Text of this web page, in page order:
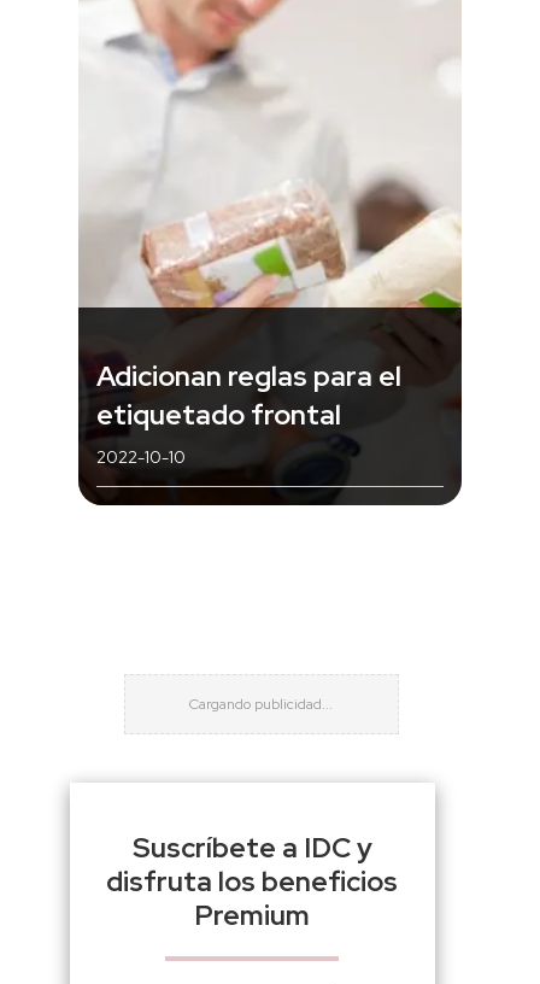
Adicionan reglas para el
etiquetado frontal
2022-10-10
Suscríbete a IDC y
disfruta los beneficios
Premium